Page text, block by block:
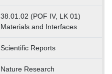
38.01.02 (POF IV, LK 01)
Materials and Interfaces
Scientific Reports
Nature Research